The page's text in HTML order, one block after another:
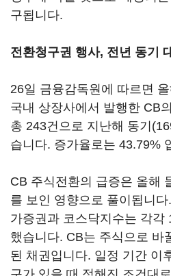
구됩니다.
전환청구권 행사, 전년 동기
26일 금융감독원에 따르면
국내 상장사에서 발행한 CB
총 243건으로 지난해 동기
습니다. 증가율로는 43.79%
CB 주식전환의 급증은 올해
를 보인 영향으로 풀이됩니
가증권과 코스닥지수는 각각
했습니다. CB는 주식으로 바
된 채권입니다. 일정 기간 이